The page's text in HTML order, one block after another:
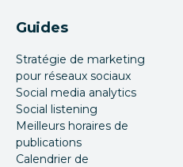
Guides
Stratégie de marketing
pour réseaux sociaux
Social media analytics
Social listening
Meilleurs horaires de
publications
Calendrier de